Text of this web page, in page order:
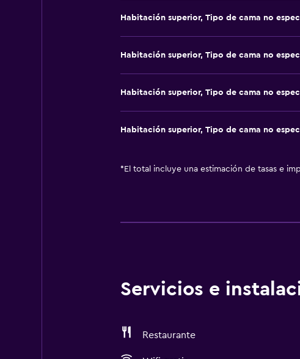
Habitación superior, Tipo de cama no
Habitación superior, Tipo de cama no
Habitación superior, Tipo de cama no
Habitación superior, Tipo de cama no
* El total incluye una estimación de tasas e
Servicios e
Restaurante